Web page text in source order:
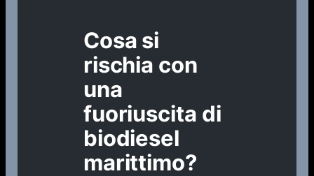
Cosa si
rischia con
una
fuoriuscita di
biodiesel
marittimo?